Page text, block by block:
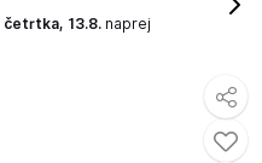
četrtka, 13.8. naprej